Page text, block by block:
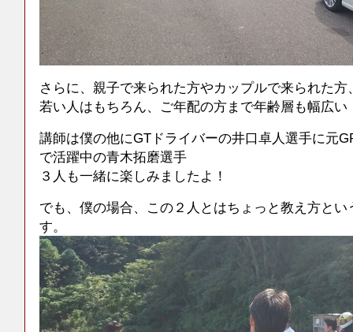
さらに、親子で来られた方やカップルで来られた方
若い人はもちろん、ご年配の方まで年齢層も幅広い
講師は僕の他にGTドライバーの井口卓人選手に元
で活躍中の青木拓磨選手
３人も一緒に楽しみましたよ！
でも、僕の場合、この２人とはちょっと教え方と
す。